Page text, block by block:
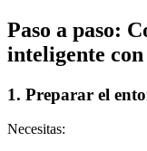
Paso a paso:
inteligente
1. Preparar el
Necesitas: